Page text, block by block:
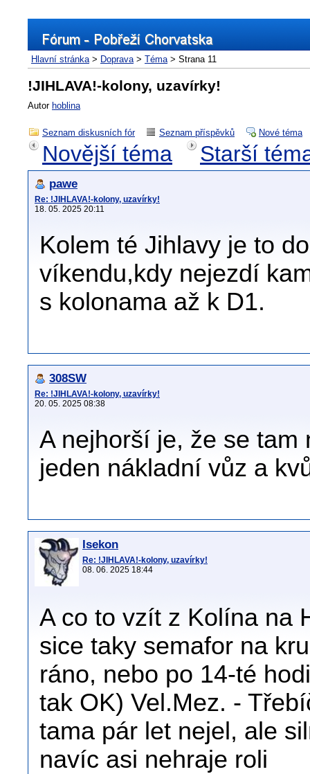
Hlavní stránka> Doprava> Téma> Strana 11
!JIHLAVA!-kolony, uzavírky!
Autor hoblina
Seznam diskusních fór Seznam příspěvků Nové téma
Novější téma Starší
pawe
Re: !JIHLAVA!-kolony, uzavírky!
18. 05. 2025 20:11
Kolem té Jihlavy je to
víkendu,kdy nejezdí
s kolonama až k D1.
308SW
Re: !JIHLAVA!-kolony, uzavírky!
20. 05. 2025 08:38
A nejhorší je, že se tam
jeden nákladní vůz a
Isekon
Re: !JIHLAVA!-kolony, uzavírky!
08. 06. 2025 18:44
A co to vzít z Kolína na
sice taky semafor na
ráno, nebo po 14-té
tak OK) Vel.Mez. -
tama pár let nejel, ale
navíc asi nehraje roli